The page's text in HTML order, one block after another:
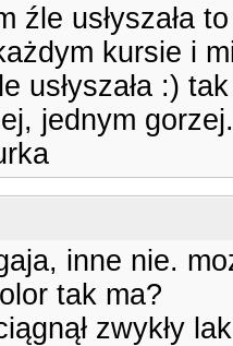
źle usłyszała
kursie i
usłyszała :)
jednym
inne nie.
tak ma?
zwykły